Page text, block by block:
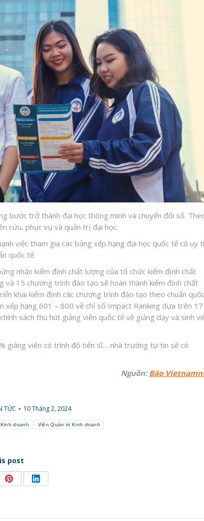
bước trở thành đại học thông minh và chuyển đổi số.
cứu, phục vụ và quản trị đại học.
việc tham gia các bảng xếp hạng đại học quốc tế có uy
quốc tế.
nhận kiểm định chất lượng của tổ chức kiểm định chất
và 15 chương trình đào tạo sẽ hoàn thành kiểm định chất
khai kiểm định các chương trình đào tạo theo chuẩn
hạng 601 – 800 về chỉ số Impact Ranking dựa trên 17
sách thu hút giảng viên quốc tế về giảng dạy và sinh
giảng viên có trình độ tiến sĩ… nhà trường tự tin sẽ có
Nguồn:Báo
TỨC
10 Tháng 2, 2024
doanh Viện Quản trị Kinh doanh
post
Share
Pinterest
Share
LinkedIn